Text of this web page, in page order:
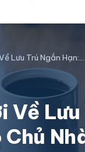
Lưu Trú Ngắn Hạn:…
Về
Chủ